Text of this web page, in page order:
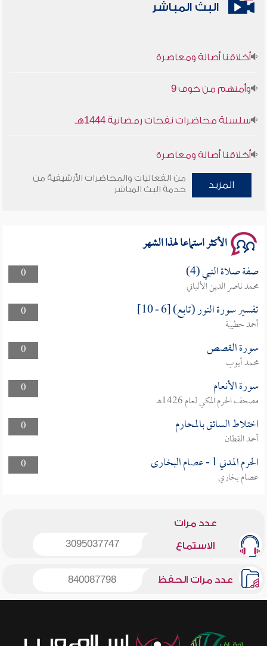
البث المباشر
أخلاقنا أصالة ومعاصرة
وأمنهم من خوف 9
سلسلة محاضرات نفحات رمضانية 1444هـ
أخلاقنا أصالة ومعاصرة
وأمنهم من خوف 9
المزيد
من الفعاليات والمحاضرات الأرشيفية من
خدمة البث المباشر
الأكثر استماعا لهذا الشهر
0 صفة صلاة النبي (4)
محمد ناصر الدين الألباني
0
تفسير سورة النور (تابع) [6 - 10]
أحمد حطيبة
0
سورة القصص
محمد أيوب
0
سورة الأنعام
مصحف الحرم المكي لعام 1426هـ
0
اختلاط السائق بالمحارم
أحمد القطان
0
الحرم المدني 1 - عصام البخارى
عصام بخاري
عدد مرات
الاستماع 3095037747
عدد مرات الحفظ 840087798